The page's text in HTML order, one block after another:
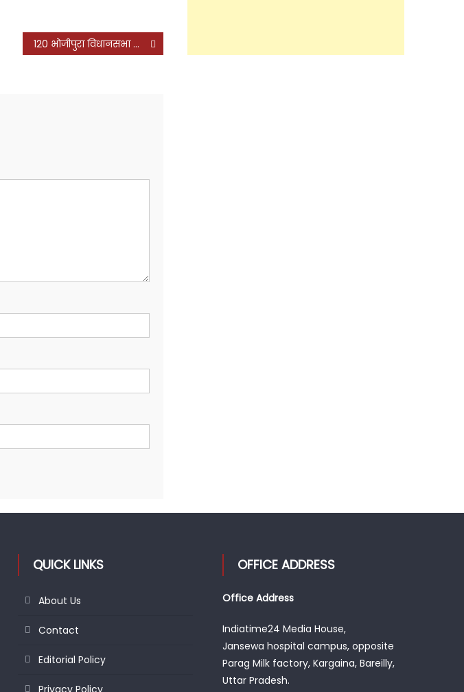
120 भोजीपुरा विधानसभा सीट : अबकी बार मेवाती समाज को सपा नहीं कर सकेगी दरकिनार, जानिये क्या है वजह?
QUICK LINKS
About Us
Contact
Editorial Policy
Privacy Policy
OFFICE ADDRESS
Office Address
Indiatime24 Media House,
Jansewa hospital campus, opposite
Parag Milk factory, Kargaina, Bareilly,
Uttar Pradesh.